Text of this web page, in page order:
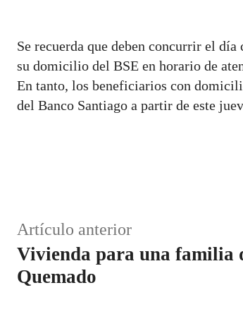
Se recuerda que deben concurrir el
su domicilio del BSE en horario de
En tanto, los beneficiarios con
del Banco Santiago a partir de este
Artículo anterior
Vivienda para una familia
Quemado